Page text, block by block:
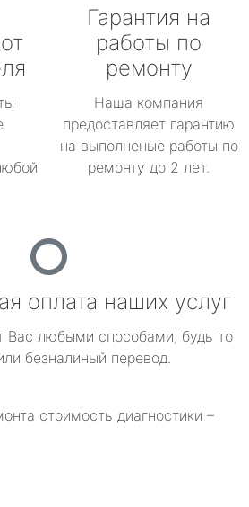
Гарантия на
работы по
ремонту
Наша компания
предоставляет гарантию
на выполненые работы по
ремонту до 2 лет.
оплата наших услуг
Вас любыми способами, будь то
безналиный перевод.
стоимость диагностики –